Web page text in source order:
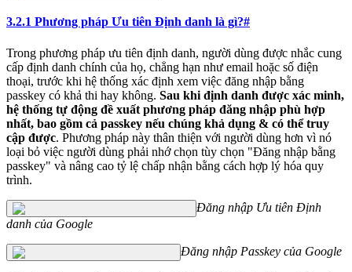
3.2.1 Phương pháp Ưu tiên Định danh là gì?#
Trong phương pháp ưu tiên định danh, người dùng được nhắc cung
cấp định danh chính của họ, chẳng hạn như email hoặc số điện
thoại, trước khi hệ thống xác định xem việc đăng nhập bằng
passkey có khả thi hay không. Sau khi định danh được xác minh,
hệ thống tự động đề xuất phương pháp đăng nhập phù hợp
nhất, bao gồm cả passkey nếu chúng khả dụng & có thể truy
cập được. Phương pháp này thân thiện với người dùng hơn vì nó
loại bỏ việc người dùng phải nhớ chọn tùy chọn "Đăng nhập bằng
passkey" và nâng cao tỷ lệ chấp nhận bằng cách hợp lý hóa quy
trình.
Đăng nhập Ưu tiên Định
danh của Google
Đăng nhập Passkey của Google